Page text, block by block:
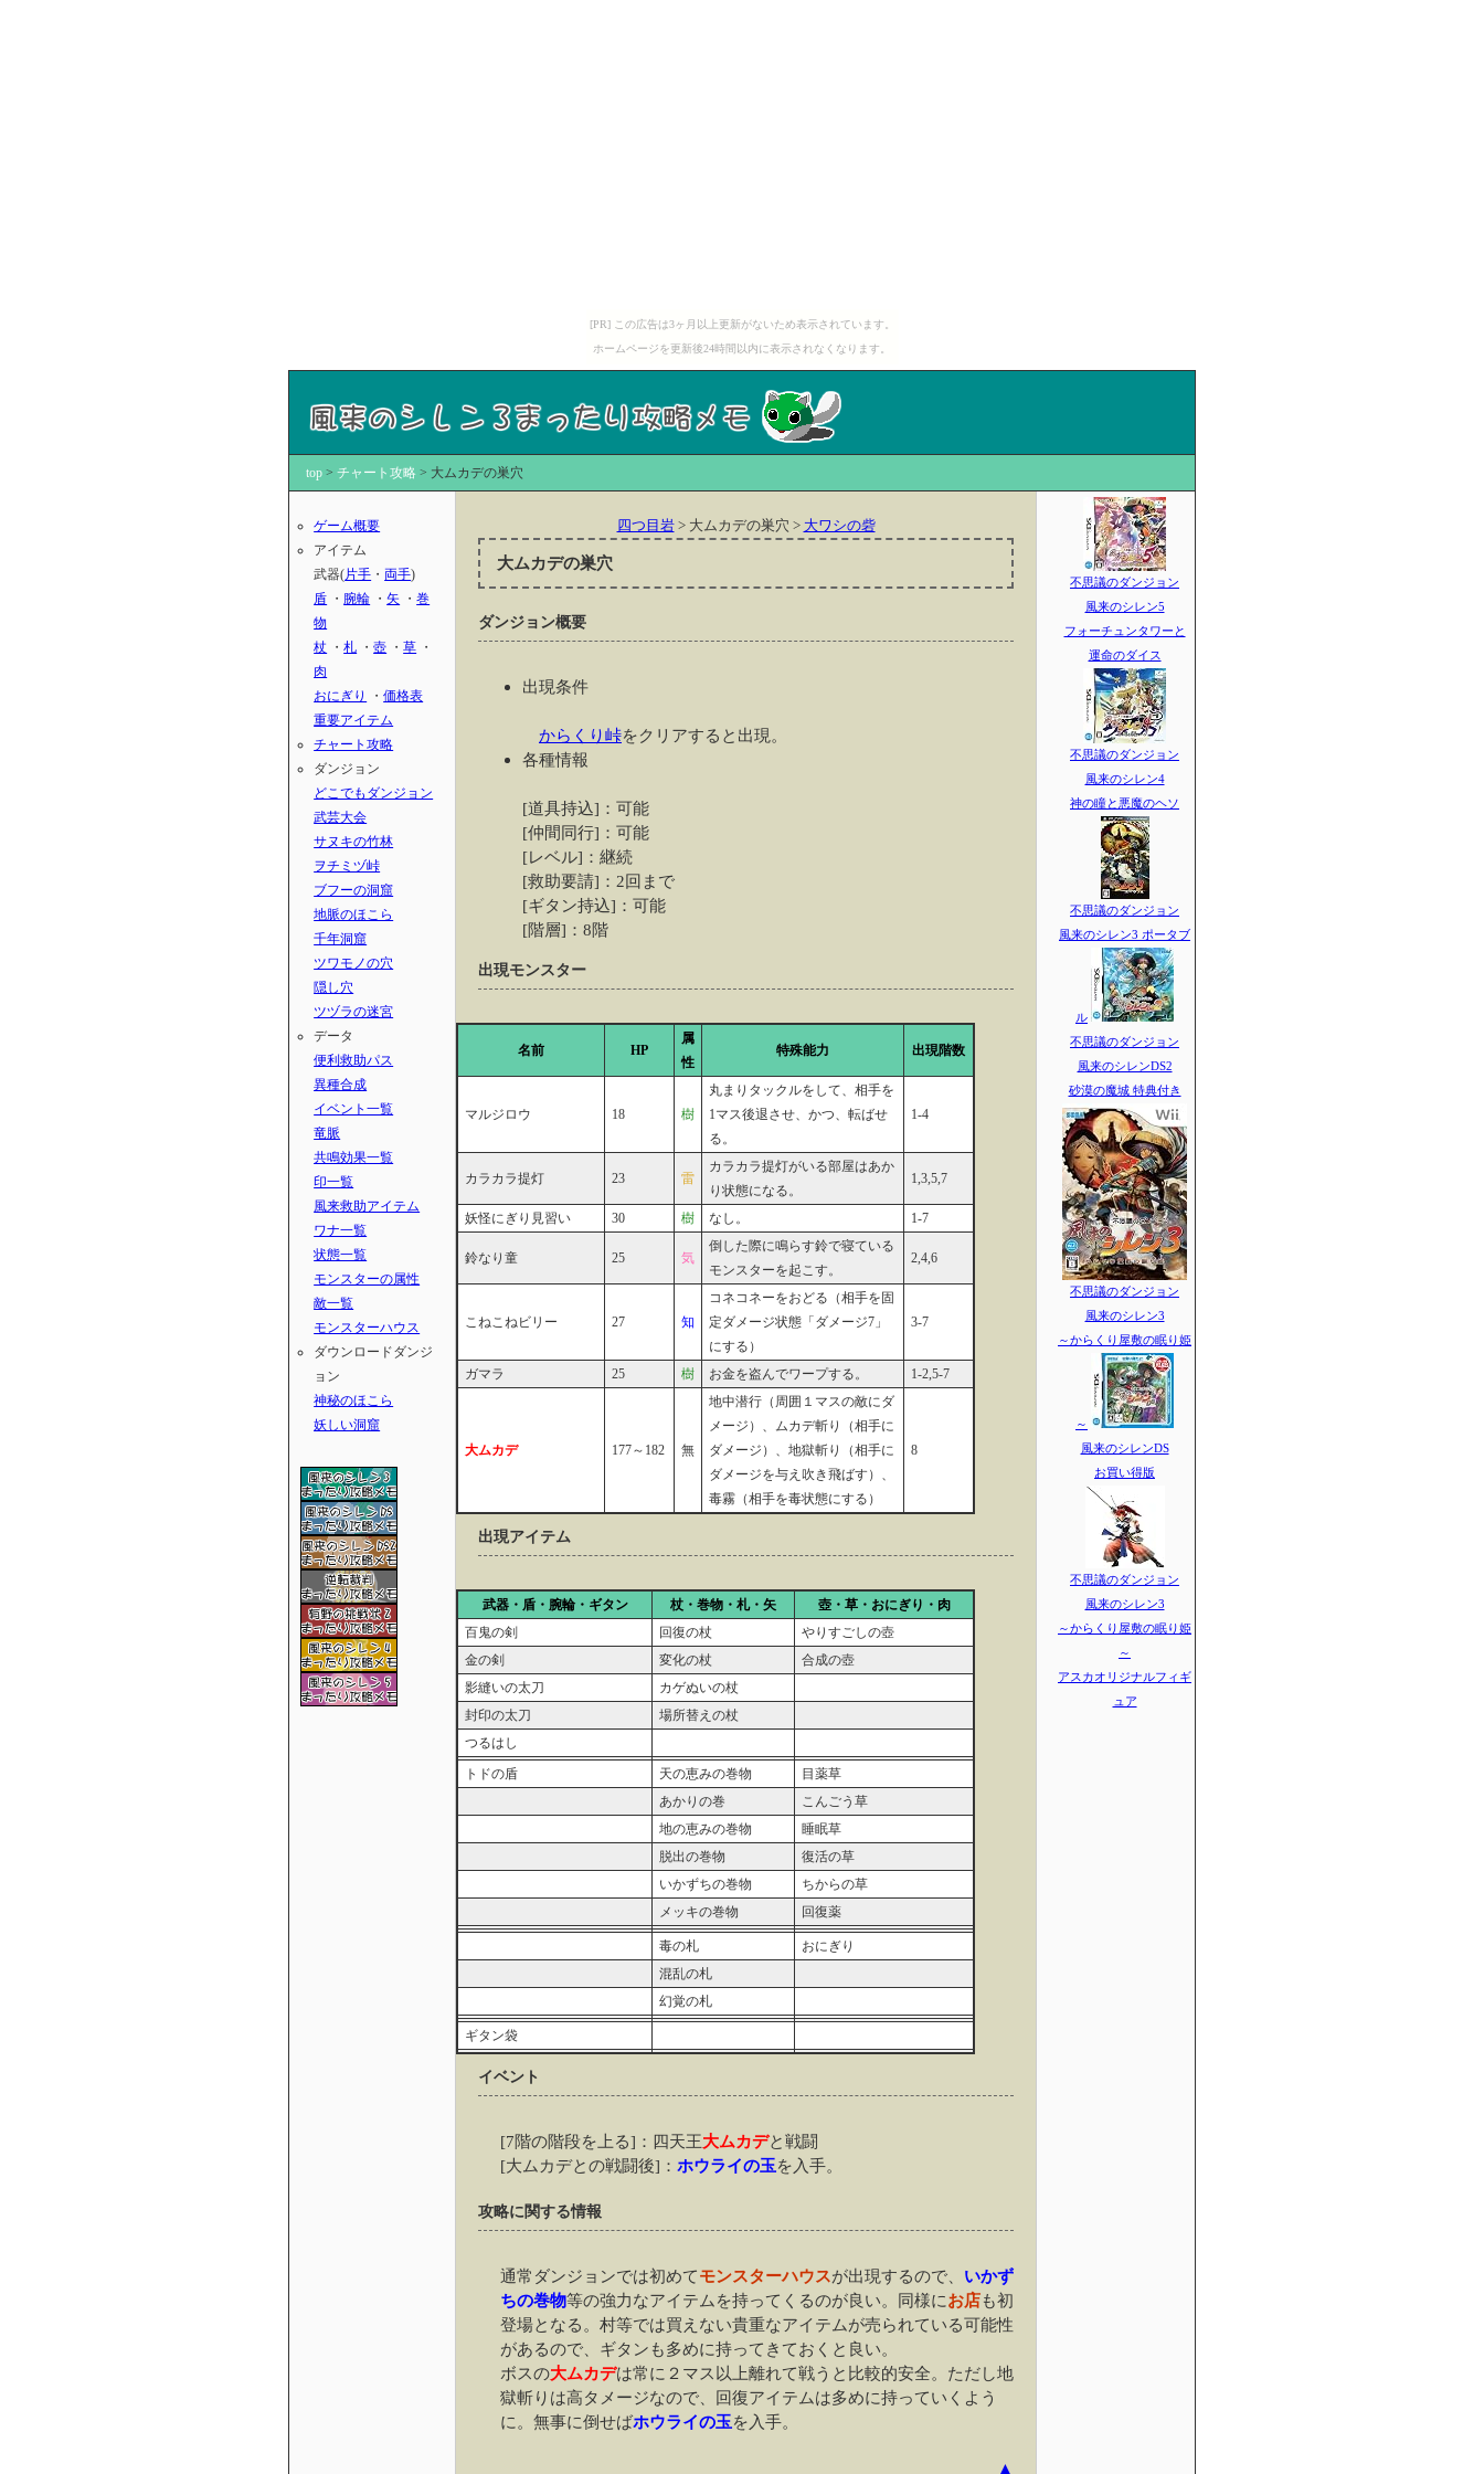
[PR] この広告は3ヶ月以上更新がないため表示されています。
ホームページを更新後24時間以内に表示されなくなります。
top > チャート攻略 > 大ムカデの巣穴
ゲーム概要
アイテム
武器(片手 ・両手)
盾 ・ 腕輪 ・矢 ・巻
物
杖 ・札 ・壺 ・草 ・
肉
おにぎり
・価格表
重要アイテム
チャート攻略
ダンジョン
どこでもダンジョン
武芸大会
サヌキの竹林
ヲチミヅ峠
ブフーの洞窟
地脈のほこら
千年洞窟
ツワモノの穴
隠し穴
ツヅラの迷宮
データ
便利救助パス
異種合成
イベント一覧
竜脈
共鳴効果一覧
印一覧
風来救助アイテム
ワナ一覧
状態一覧
モンスターの属性
敵一覧
モンスターハウス
ダウンロードダンジ
ョン
神秘のほこら
妖しい洞窟
四つ目岩> 大ムカデの巣穴 > 大ワシの砦
大ムカデの巣穴
ダンジョン概要
出現条件
からくり峠をクリアすると出現。
各種情報
[道具持込]：可能
[仲間同行]：可能
[レベル]：継続
[救助要請]：2回まで
[ギタン持込]：可能
[階層]：8階
出現モンスター
名前 HP
属
性
特殊能力 出現階数
マルジロウ 18 樹
丸まりタックルをして、相手を
1マス後退させ、かつ、転ばせ
る。
1-4
カラカラ提灯 23 雷
カラカラ提灯がいる部屋はあか
り状態になる。
1,3,5,7
妖怪にぎり見習い 30 樹 なし。 1-7
鈴なり童 25 気
倒した際に鳴らす鈴で寝ている
モンスターを起こす。
2,4,6
こねこねビリー 27 知
コネコネーをおどる（相手を固
定ダメージ状態「ダメージ7」
にする）
3-7
ガマラ 25 樹 お金を盗んでワープする。 1-2,5-7
大ムカデ 177～182 無
地中潜行（周囲１マスの敵にダ
メージ）、ムカデ斬り（相手に
ダメージ）、地獄斬り（相手に
ダメージを与え吹き飛ばす）、
毒霧（相手を毒状態にする）
8
出現アイテム
武器・盾・腕輪・ギタン 杖・巻物・札・矢
壺・草・おにぎり・肉
百鬼の剣
回復の杖
やりすごしの壺
金の剣
変化の杖
合成の壺
影縫いの太刀
カゲぬいの杖
封印の太刀
場所替えの杖
つるはし
トドの盾
天の恵みの巻物
目薬草
あかりの巻
こんごう草
地の恵みの巻物
睡眠草
脱出の巻物
復活の草
いかずちの巻物
ちからの草
メッキの巻物
回復薬
毒の札
おにぎり
混乱の札
幻覚の札
ギタン袋
イベント
[7階の階段を上る]：四天王大ムカデと戦闘
[大ムカデとの戦闘後]： ホウライの玉を入手。
攻略に関する情報
通常ダンジョンでは初めてモンスターハウスが出現するので、 いかず
ちの巻物等の強力なアイテムを持ってくるのが良い。同様にお店も初
登場となる。村等では買えない貴重なアイテムが売られている可能性
があるので、ギタンも多めに持ってきておくと良い。
ボスの大ムカデは常に２マス以上離れて戦うと比較的安全。ただし地
獄斬りは高タメージなので、回復アイテムは多めに持っていくよう
に。無事に倒せばホウライの玉を入手。
▲
不思議のダンジョン
風来のシレン5
フォーチュンタワーと
運命のダイス
不思議のダンジョン
風来のシレン4
神の瞳と悪魔のヘソ
不思議のダンジョン
風来のシレン3 ポータブ
ル
不思議のダンジョン
風来のシレンDS2
砂漠の魔城 特典付き
不思議のダンジョン
風来のシレン3
～からくり屋敷の眠り姫
～
風来のシレンDS
お買い得版
不思議のダンジョン
風来のシレン3
～からくり屋敷の眠り姫
～
アスカオリジナルフィギ
ュア